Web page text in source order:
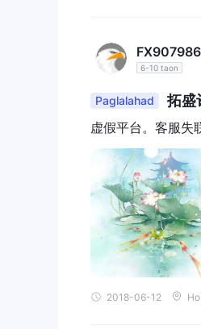
6-10 taon
Paglalahad 拓盛
虚假平台。客服失
2018-06-12